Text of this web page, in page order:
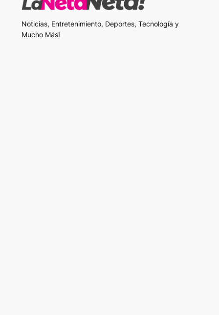
Noticias, Entretenimiento, Deportes, Tecnología y
Mucho Más!